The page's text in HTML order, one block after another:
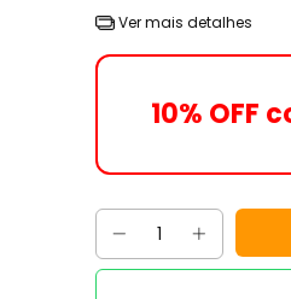
Ver mais detalhes
10% OFF